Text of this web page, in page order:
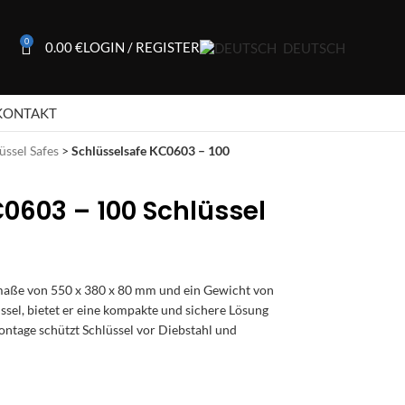
0 0.00€LOGIN / REGISTER DEUTSCH
Safes > Schlüsselsafe KC0603 – 100
– 100 Schlüssel
von 550 x 380 x 80 mm und ein Gewicht von
bietet er eine kompakte und sichere Lösung
schützt Schlüssel vor Diebstahl und